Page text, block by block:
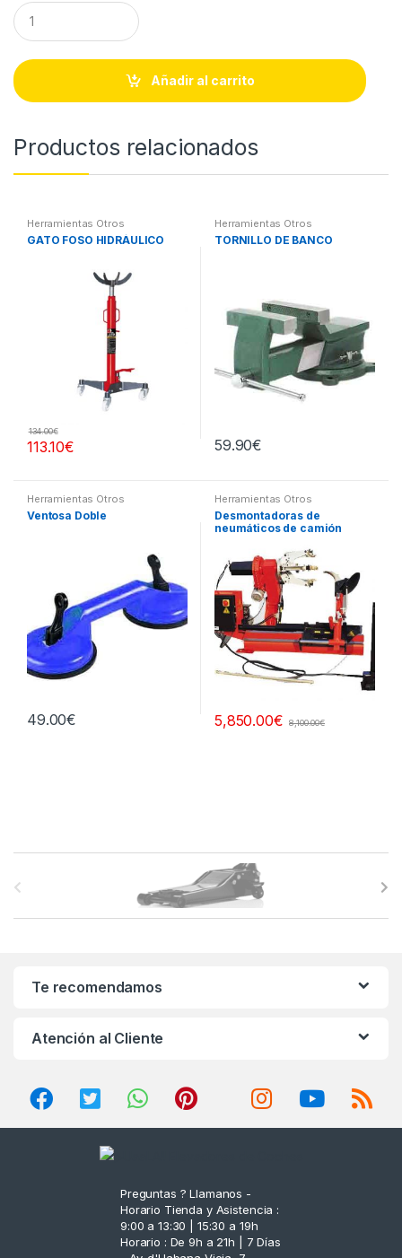
Q
u
a
t
i
Añadir al carrito
Productos relacionados
Herramientas Otros
GATO FOSO HIDRÁULICO
113.10€
134.00€
Herramientas Otros
TORNILLO DE BANCO
59.90€
Herramientas Otros
Ventosa Doble
49.00€
Herramientas Otros
Desmontadoras de
neumáticos de camión
5,850.00€ 8,100.00€
Te recomendamos
Atención al Cliente
Preguntas ? Llamanos -
Horario Tienda y Asistencia :
9:00 a 13:30 | 15:30 a 19h
Horario : De 9h a 21h | 7 Días